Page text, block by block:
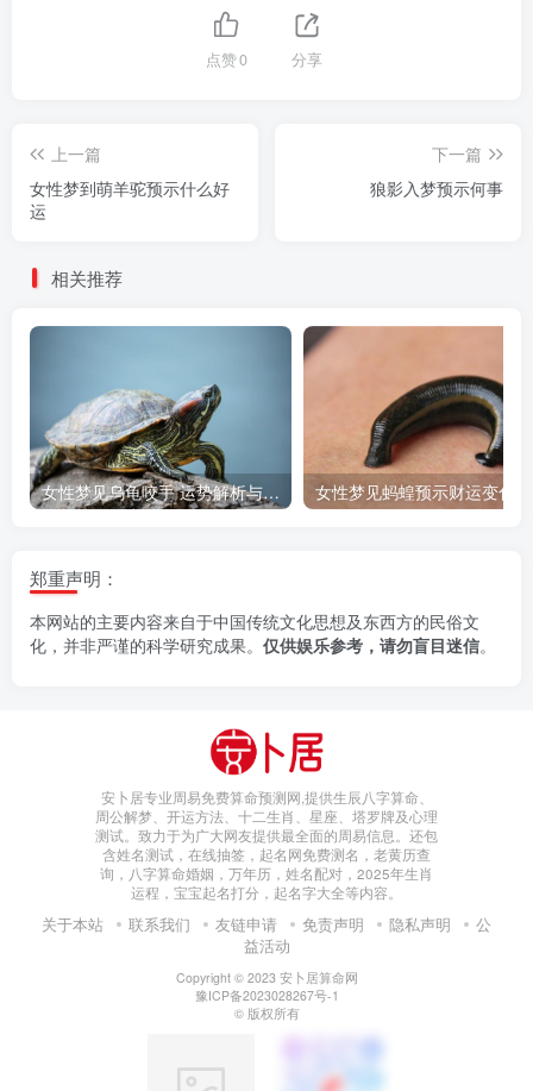
点赞0 分享
上一篇
女性梦到萌羊驼预示什么好
运
下一篇
狼影入梦预示何事
相关推荐
女性梦见乌龟咬手 运势解析与预兆 女性梦见蚂蝗预示财运变化
郑重声明：
本网站的主要内容来自于中国传统文化思想及东西方的民俗文
化，并非严谨的科学研究成果。 仅供娱乐参考，请勿盲目迷信。
安卜居专业周易免费算命预测网,提供生辰八字算命、
周公解梦、开运方法、十二生肖、星座、塔罗牌及心理
测试。致力于为广大网友提供最全面的周易信息。还包
含姓名测试，在线抽签，起名网免费测名，老黄历查
询，八字算命婚姻，万年历，姓名配对，2025年生肖
运程，宝宝起名打分，起名字大全等内容。
关于本站 联系我们 友链申请 免责声明 隐私声明
公
益活动
Copyright © 2023 安卜居算命网
豫ICP备2023028267号-1
© 版权所有